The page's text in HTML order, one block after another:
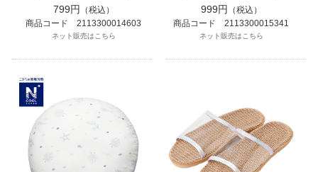
799円
（税込）
商品コード 2113300014603
ネット販売はこちら
999円
（税込）
商品コード 2113300015341
ネット販売はこちら